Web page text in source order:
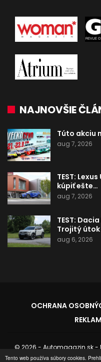
Tento web používa súbory cookies.
NAJNOVŠIE
Túto akciu
aug 7, 2026
TEST:
kúpiť ešte…
aug 7, 2026
TEST:
Trojitý útok
aug 6, 2026
OCHRANA
© 2026 - Automagazin.sk -